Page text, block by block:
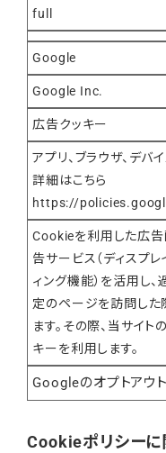
full
Google
Google Inc.
広告クッキー
アプリ、ブラウザ、デバ
詳細はこちら
https://
Cookieを利用した広
告サービス（ディスプ
ィング機能）を活用し
定のページを訪問した
ます。その際、当サイ
キーを利用します。
Googleのオプトアウ
Cookieポリシー